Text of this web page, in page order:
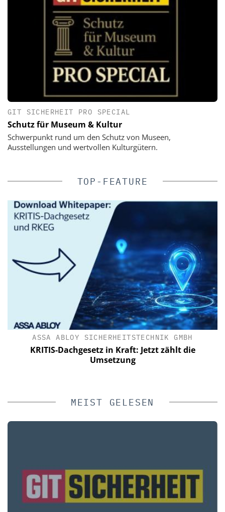
GIT SICHERHEIT PRO SPECIAL
Schutz für Museum & Kultur
Schwerpunkt rund um den Schutz von Museen,
Ausstellungen und wertvollen Kulturgütern.
TOP-FEATURE
ASSA ABLOY SICHERHEITSTECHNIK GMBH
KRITIS-Dachgesetz in Kraft: Jetzt zählt die
Umsetzung
MEIST GELESEN